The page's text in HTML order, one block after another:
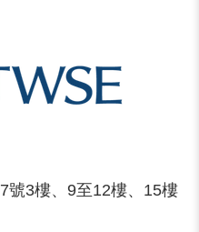
號3樓、9至12樓、15樓